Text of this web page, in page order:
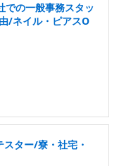
での一般事務スタッ
/ネイル・ピアスO
ター/寮・社宅・